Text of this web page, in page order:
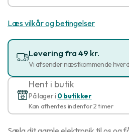
Læs vilkår og betingelser
Levering fra 49 kr.
Vi afsender næstkommende
Hent i butik
På lager i 0 butikker
Kan afhentes indenfor 2 timer